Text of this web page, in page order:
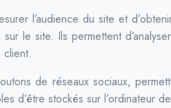
l’audience du site et
le site. Ils permettent
de réseaux sociaux,
d’être stockés sur l’ordinateur